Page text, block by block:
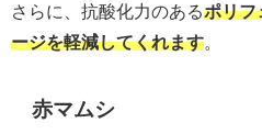
さらに、抗酸化力のあるポリフ
ージを軽減してくれます。
赤マムシ